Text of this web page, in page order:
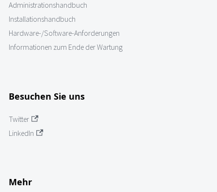
Administrationshandbuch
Installationshandbuch
Hardware-/Software-Anforderungen
Informationen zum Ende der Wartung
Besuchen Sie uns
Twitter
LinkedIn
Mehr